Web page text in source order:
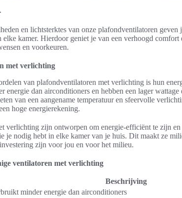
en lichtsterktes van onze plafondventilatoren geven
kamer. Hierdoor geniet je van een verhoogd comfort
en voorkeuren.
met verlichting
van plafondventilatoren met verlichting is hun
energie dan airconditioners en hebben een lager
van een aangename temperatuur en sfeervolle
hoge energierekening.
verlichting zijn ontworpen om energie-efficiënt te zijn en
je nodig hebt in elke kamer van je huis. Dit maakt ze
zijn voor jou en voor het milieu.
ventilatoren met verlichting
Beschrijving
minder energie dan airconditioners